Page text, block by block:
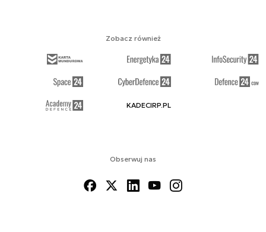
Obserwuj nas
Zobacz również
KADECIRP.PL